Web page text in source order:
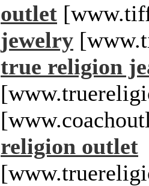
outlet
jewelry
true religion
religion outlet